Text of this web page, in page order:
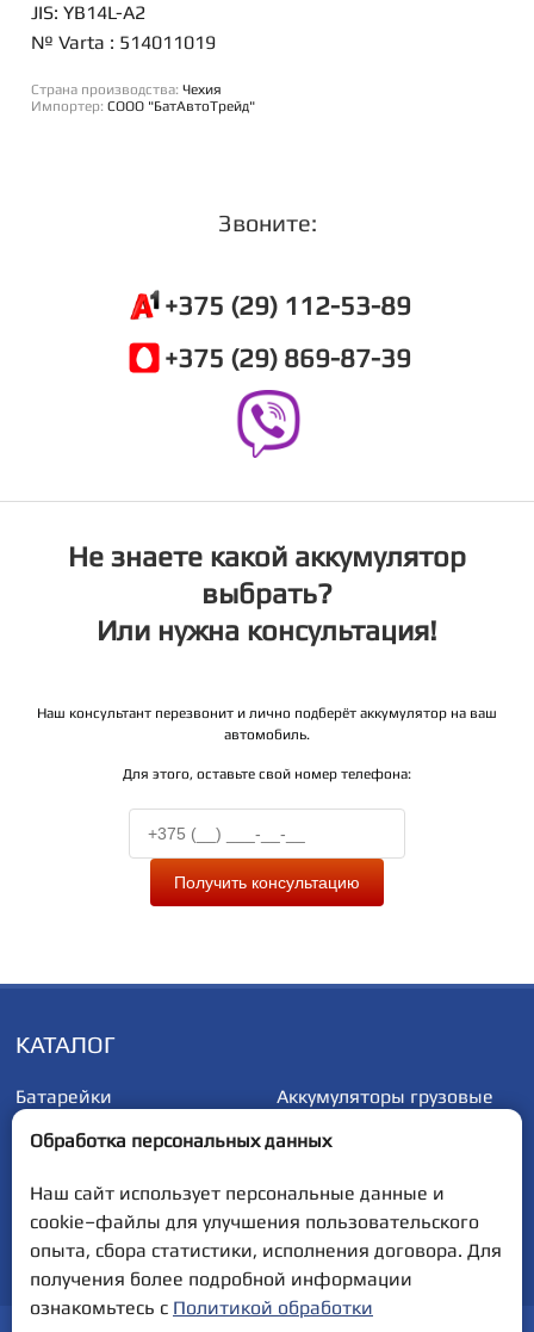
JIS: YB14L-A2
№ Varta : 514011019
Страна производства:Чехия
Импортер:СООО "БатАвтоТрейд"
Звоните:
+375 (29) 112-53-89
+375 (29) 869-87-39
Не знаете какой аккумулятор
выбрать?
Или нужна консультация!
Наш консультант перезвонит и лично подберёт аккумулятор на ваш
автомобиль.
Для этого, оставьте свой номер телефона:
Получить консультацию
КАТАЛОГ
Батарейки
Аккумуляторы
Аккумуляторы грузовые
Аккумуляторы
Полная версия сайта
Обработка персональных данных
Наш сайт использует персональные данные и
cookie–файлы для улучшения пользовательского
опыта, сбора статистики, исполнения договора. Для
получения более подробной информации
ознакомьтесь с Политикой обработки